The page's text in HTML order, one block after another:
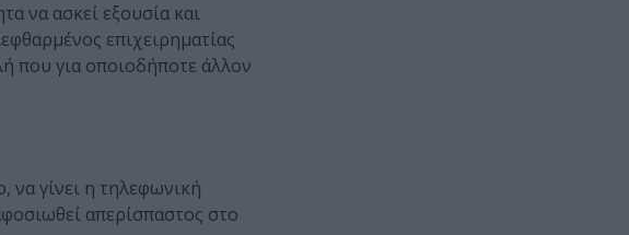
να ασκεί εξουσία και
επιχειρηματίας
που για οποιοδήποτε άλλον
να γίνει η τηλεφωνική
απερίσπαστος στο